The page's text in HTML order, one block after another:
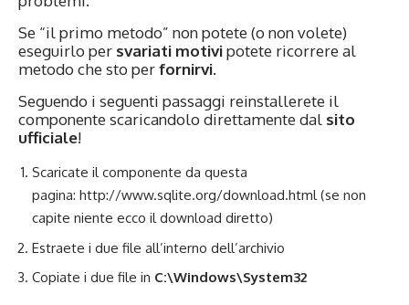
Se “il primo metodo” non potete (o non volete)
eseguirlo per svariati motivipotete ricorrere al
metodo che sto perfornirvi.
Seguendo i seguenti passaggi reinstallerete il
componente scaricandolo direttamente dal sito
ufficiale!
Scaricate il componente da questa
pagina: http://www.sqlite.org/download.html(se non
capite niente ecco ildownload diretto)
Estraete i due file all’interno dell’archivio
Copiate i due file in C:\Windows\System32